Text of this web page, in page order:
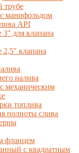
трубе
манифольдом
API
3" для клапана
2,5" клапана
налива
механическим
топлива
полноты слива
фланцем
с квадратным